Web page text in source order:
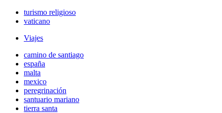
turismo religioso
vaticano
Viajes
camino de santiago
españa
malta
mexico
peregrinación
santuario mariano
tierra santa